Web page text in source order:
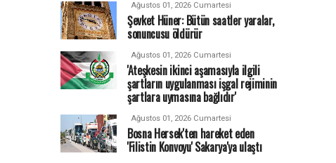
Ağustos 01, 2026 Cumartesi
Şevket Hüner: Bütün saatler yaralar,
sonuncusu öldürür
Ağustos 01, 2026 Cumartesi
'Ateşkesin ikinci aşamasıyla ilgili
şartların uygulanması işgal rejiminin
şartlara uymasına bağlıdır'
Ağustos 01, 2026 Cumartesi
Bosna Hersek'ten hareket eden
'Filistin Konvoyu' Sakarya'ya ulaştı